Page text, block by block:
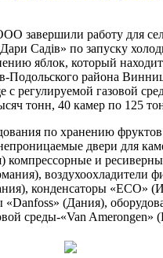
завершили работу для
Садів» по запуску
яблок, который
Подольского района
регулируемой газовой
тонн, 40 камер по 125
по хранению фруктов
двери для
компрессорные и
воздухоохладители
конденсаторы «ECO»
(Дания),
среды-«Van Amerongen»